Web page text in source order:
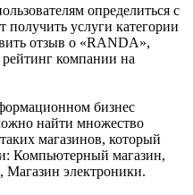
определиться с
получить услуги категории
отзыв о «RANDA»,
компании на
бизнес
найти множество
магазинов, который
Компьютерный магазин,
электроники.